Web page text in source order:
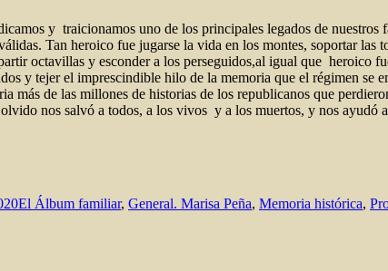
y traicionamos uno de los principales legados de
Tan heroico fue jugarse la vida en los montes, soportar
octavillas y esconder a los perseguidos,al igual que
y tejer el imprescindible hilo de la memoria que el régimen se
más de las millones de historias de los republicanos que
nos salvó a todos, a los vivos y a los muertos, y nos ayudó
El Álbum familiar, General. Marisa Peña, Memoria histórica,